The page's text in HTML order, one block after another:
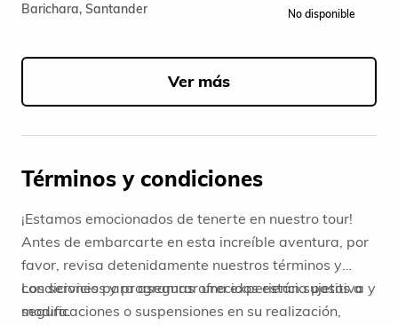
Barichara, Santander No disponible
1
5
Ver más
Términos y condiciones
¡Estamos emocionados de tenerte en nuestro tour!
Antes de embarcarte en esta increíble aventura, por
favor, revisa detenidamente nuestros términos y
condiciones para asegurar una experiencia positiva y
segura.
Los servicios y programas ofrecidos están sujetos a
modificaciones o suspensiones en su realización,